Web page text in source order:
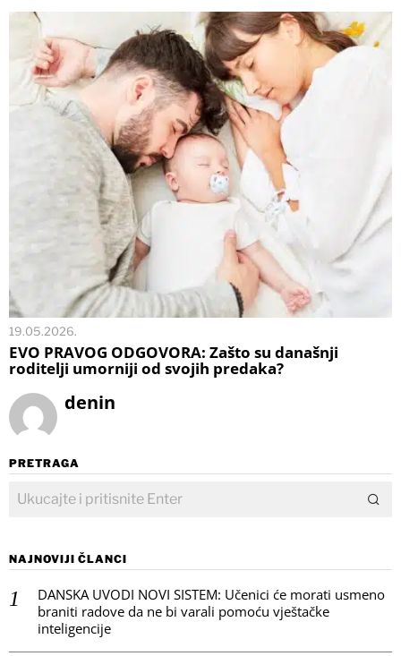
19.05.2026.
EVO PRAVOG ODGOVORA: Zašto su današnji
roditelji umorniji od svojih predaka?
denin
PRETRAGA
NAJNOVIJI ČLANCI
DANSKA UVODI NOVI SISTEM: Učenici će morati usmeno
braniti radove da ne bi varali pomoću vještačke
inteligencije